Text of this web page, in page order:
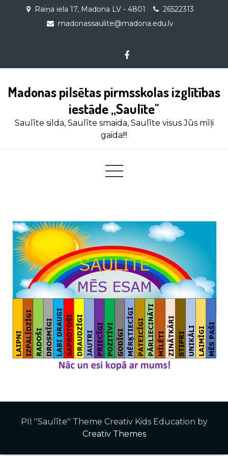
Raiņa iela 17, Madona LV - 4801
26522313
madonassaulite@madona.edu.lv
Madonas pilsētas pirmsskolas izglītības
iestāde ,,Saulīte"
Saulīte silda, Saulīte smaida, Saulīte visus Jūs mīļi
gaida!!!
PII ''Saulīte'' Theme Creativ Kids Education by
Creativ Themes